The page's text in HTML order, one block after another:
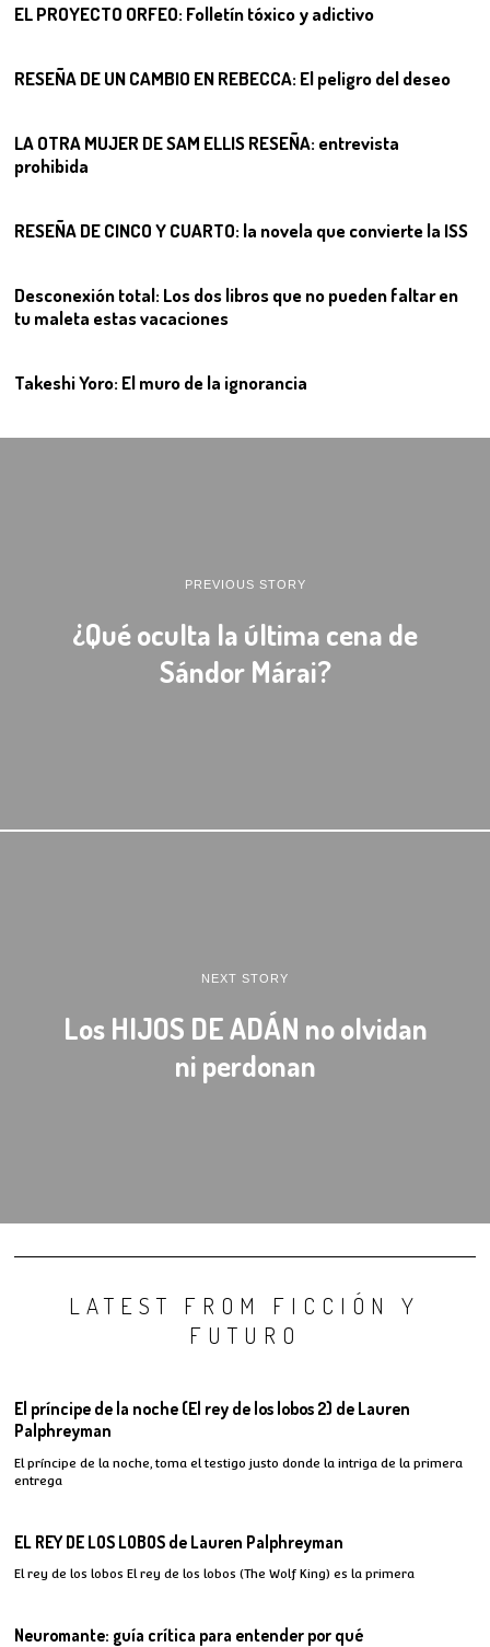
EL PROYECTO ORFEO: Folletín tóxico y adictivo
RESEÑA DE UN CAMBIO EN REBECCA: El peligro del deseo
09
LA OTRA MUJER DE SAM ELLIS RESEÑA: entrevista
prohibida
RESEÑA DE CINCO Y CUARTO: la novela que convierte la ISS
11
Desconexión total: Los dos libros que no pueden faltar en
tu maleta estas vacaciones
Takeshi Yoro: El muro de la ignorancia
PREVIOUS STORY
¿Qué oculta la última cena de
Sándor Márai?
NEXT STORY
Los HIJOS DE ADÁN no olvidan
ni perdonan
LATEST FROM FICCIÓN Y
FUTURO
El príncipe de la noche (El rey de los lobos 2) de Lauren
Palphreyman
El príncipe de la noche, toma el testigo justo donde la intriga de la primera
entrega
EL REY DE LOS LOBOS de Lauren Palphreyman
El rey de los lobos El rey de los lobos (The Wolf King) es la primera
Neuromante: guía crítica para entender por qué